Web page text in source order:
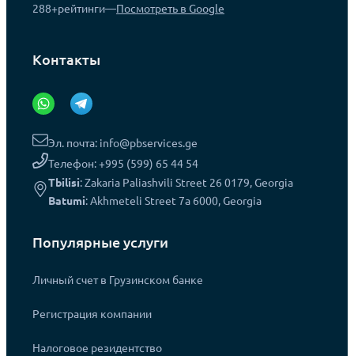
288+рейтинги—Посмотреть в Google
Контакты
Эл. почта: info@pbservices.ge
Телефон: +995 (599) 65 44 54
Tbilisi: Zakaria Paliashvili Street 26 0179, Georgia
Batumi: Akhmeteli Street 7a 6000, Georgia
Популярные услуги
Личный счет в Грузинском банке
Регистрация компании
Налоговое резидентство